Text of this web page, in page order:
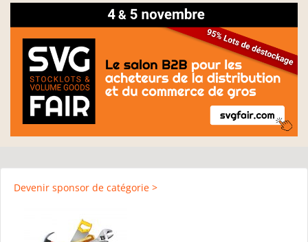
Devenir sponsor de catégorie >